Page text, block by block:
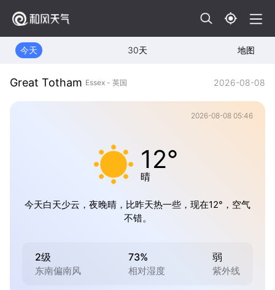
今天 30天 地图
Great Totham Essex - 英国 2026-08-08
2026-08-08 05:46
12°
晴
今天白天少云，夜晚晴，比昨天热一些，现在12°，空气
不错。
2级
东南偏南风
73%
相对湿度
弱
紫外线